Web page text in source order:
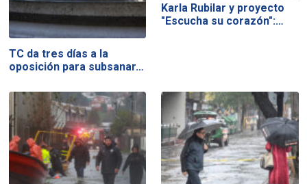
TC da tres días a la
oposición para subsanar…
Karla Rubilar y proyecto
"Escucha su corazón":…